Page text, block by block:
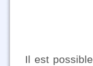
Il est